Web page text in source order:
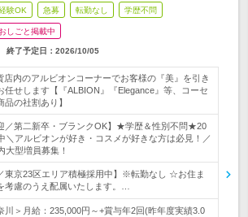
験OK 急募 転勤なし 学歴不問
しごと掲載中
終了予定日： 2026/10/05
店内のアルビオンコーナーでお客様の『美』を引き
任せします【『ALBION』『Elegance』等、コーセ
品の社割あり】
／第二新卒・ブランクOK】★学歴＆性別不問★20
＼アルビオンが好き・コスメが好きな方は必見！／
型増員募集！
東京23区エリア積極採用中】※転勤なし ☆お住ま
考慮のうえ配属いたします。…
川＞月給：235,000円～+賞与年2回(昨年度実績3.0